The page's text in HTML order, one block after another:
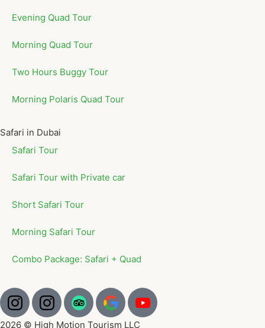
Evening Quad Tour
Morning Quad Tour
Two Hours Buggy Tour
Morning Polaris Quad Tour
Safari in Dubai
Safari Tour
Safari Tour with Private car
Short Safari Tour
Morning Safari Tour
Combo Package: Safari + Quad
2026 © High Motion Tourism LLC